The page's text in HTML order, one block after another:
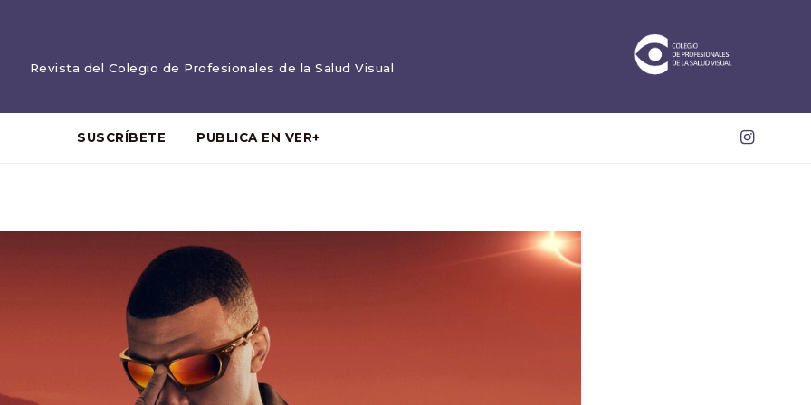
Revista del Colegio de Profesionales de la Salud Visual
SUSCRÍBETE PUBLICA EN VER+